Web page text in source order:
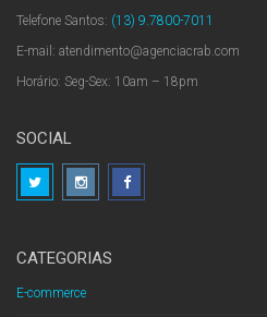
Telefone Santos: (13) 9.7800-7011
E-mail: atendimento@agenciacrab.com
Horário: Seg-Sex: 10am – 18pm
SOCIAL
CATEGORIAS
E-commerce